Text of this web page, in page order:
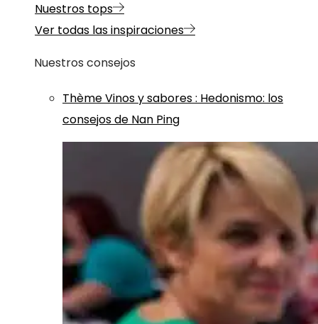
Nuestros tops
Ver todas las inspiraciones
Nuestros consejos
ThèmeVinos y sabores: Hedonismo: los
consejos de Nan Ping